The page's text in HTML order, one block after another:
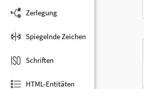
Zerlegung
Spiegelnde Zeichen
Schriften
HTML-Entitäten